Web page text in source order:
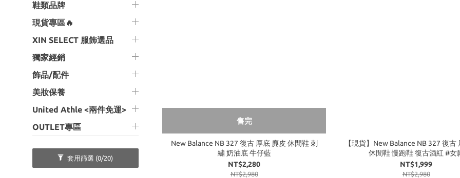
鞋類品牌
現貨專區🔥
XIN SELECT 服飾選品
獨家經銷
飾品/配件
美妝保養
United Athle <兩件免運>
OUTLET專區
套用篩選 (0/20)
售完
New Balance NB 327 復古 厚底 麂皮 休閒鞋 刺
繡 奶油底 牛仔藍
NT$2,280
NT$2,980
【現貨】New Balance NB 327 復古
休閒鞋 慢跑鞋 復古酒紅 #女
NT$1,999
NT$2,980